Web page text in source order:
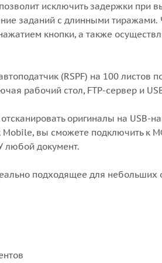
исключить задержки при
заданий с длинными
кнопки, а также
(RSPF) на 100 листов
рабочий стол, FTP-сервер и
оригиналы на USB-
Mobile, вы сможете подключить к
любой документ.
подходящее для небольших